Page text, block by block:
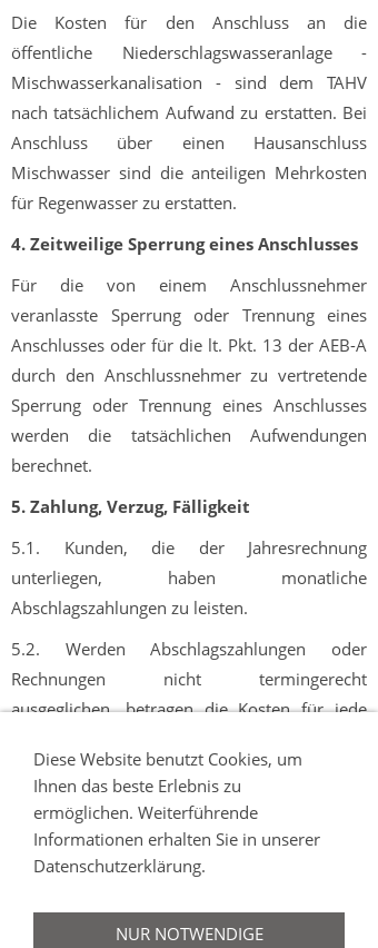
Die Kosten für den Anschluss an die
öffentliche Niederschlagswasseranlage -
Mischwasserkanalisation - sind dem TAHV
nach tatsächlichem Aufwand zu erstatten. Bei
Anschluss über einen Hausanschluss
Mischwasser sind die anteiligen Mehrkosten
für Regenwasser zu erstatten.
4. Zeitweilige Sperrung eines Anschlusses
Für die von einem Anschlussnehmer
veranlasste Sperrung oder Trennung eines
Anschlusses oder für die lt. Pkt. 13 der AEB-A
durch den Anschlussnehmer zu vertretende
Sperrung oder Trennung eines Anschlusses
werden die tatsächlichen Aufwendungen
berechnet.
5. Zahlung, Verzug, Fälligkeit
5.1. Kunden, die der Jahresrechnung
unterliegen, haben monatliche
Abschlagszahlungen zu leisten.
5.2. Werden Abschlagszahlungen oder
Rechnungen nicht termingerecht
ausgeglichen, betragen die Kosten für jede
5.3. Bei Fristenüberschreitung werden
Verzugszinsen in Höhe von 5 % p.a. über dem
jeweiligen Basiszinssatz gemäß § 247 BGB
berechnet.
5.4. Die zu entrichtenden Beträge sind 14 Tage
nach Zugang der Rechnung fällig.
Diese Website benutzt Cookies, um
Ihnen das beste Erlebnis zu
ermöglichen. Weiterführende
Informationen erhalten Sie in unserer
Datenschutzerklärung.
NUR NOTWENDIGE